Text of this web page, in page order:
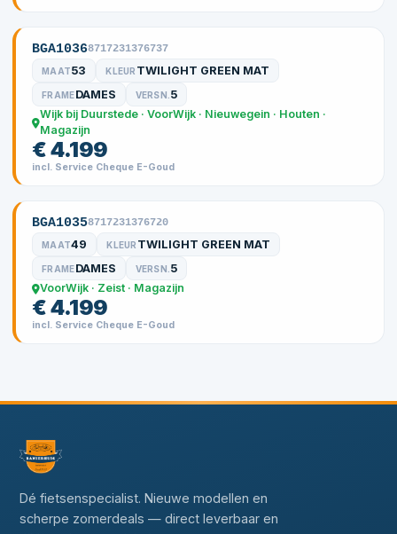
BGA10368717231376737
MAAT53 KLEUR TWILIGHT GREEN MAT
FRAMEDAMES VERSN. 5
Wijk bij Duurstede · VoorWijk · Nieuwegein · Houten ·
Magazijn
€ 4.199
incl. Service Cheque E-Goud
BGA10358717231376720
MAAT49 KLEUR TWILIGHT GREEN MAT
FRAMEDAMES VERSN. 5
VoorWijk · Zeist · Magazijn
€ 4.199
incl. Service Cheque E-Goud
Dé fietsenspecialist. Nieuwe modellen en
scherpe zomerdeals — direct leverbaar en